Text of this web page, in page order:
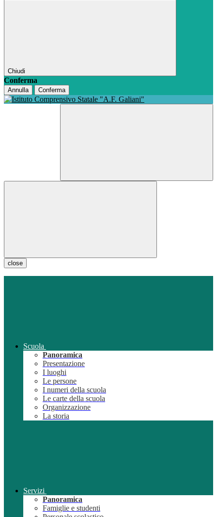
Chiudi
Conferma
Annulla Conferma
close
Scuola
Panoramica
Presentazione
I luoghi
Le persone
I numeri della scuola
Le carte della scuola
Organizzazione
La storia
Servizi
Panoramica
Famiglie e studenti